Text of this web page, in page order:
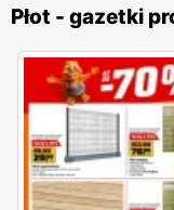
Płot - gazetki